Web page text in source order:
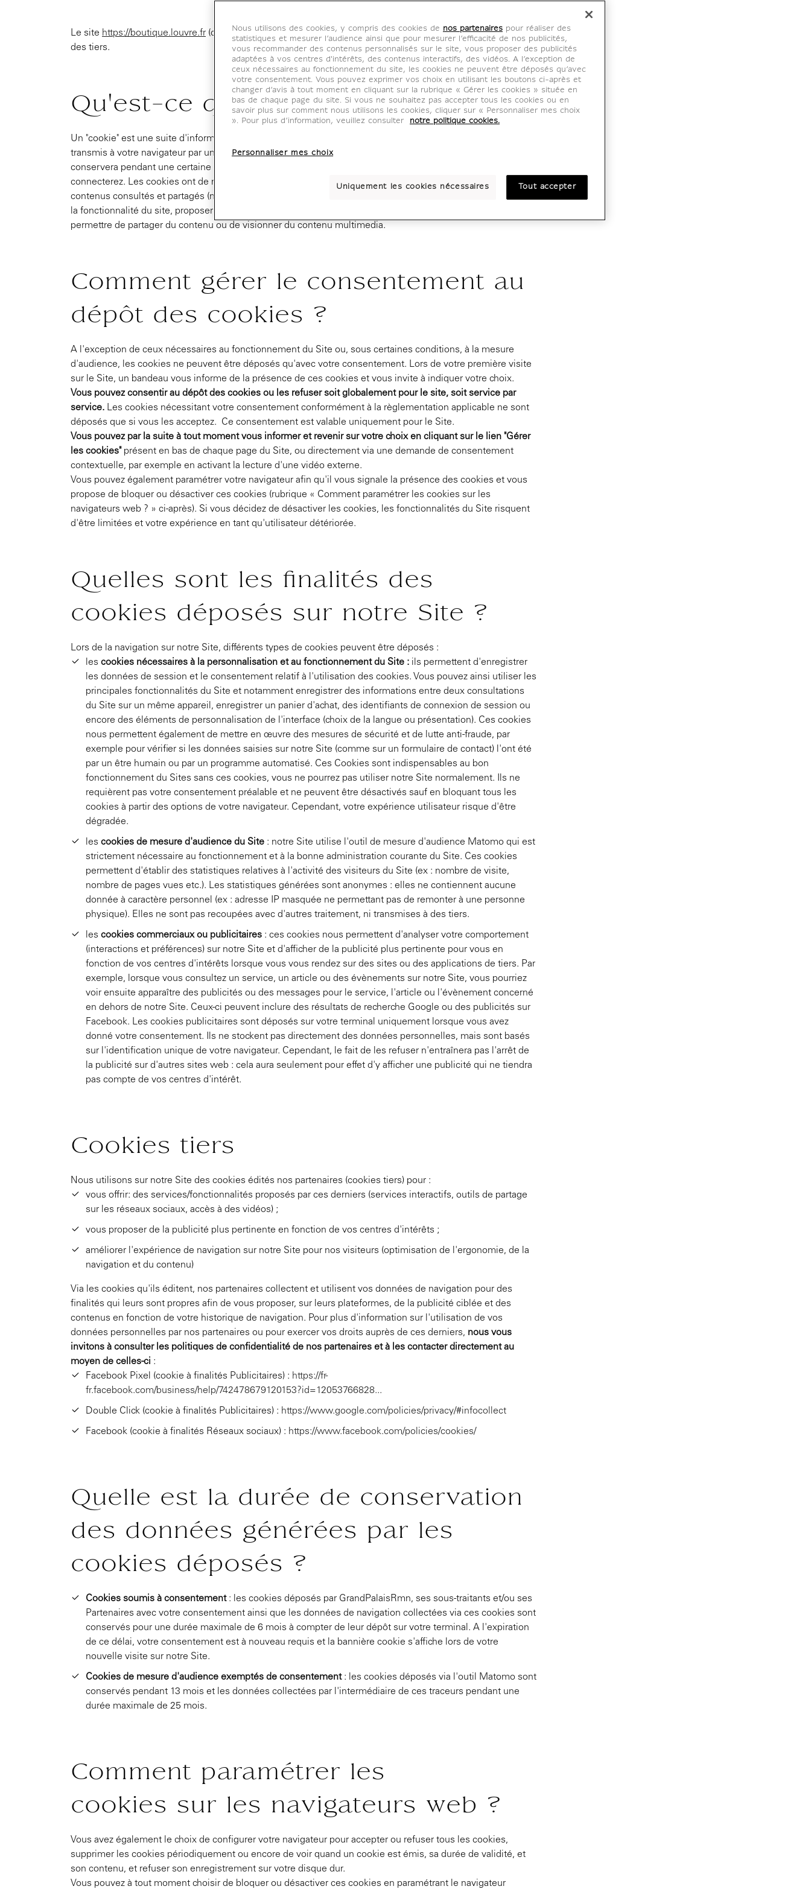
Le site https://boutique.louvre.fr (ci-après « le Site ») utilise des cookies, déposés par GrandPalaisRmn ou par
des tiers.
Qu'est-ce qu'un cookie ?
Un "cookie" est une suite d'informations, généralement de petite taille et identifié par un nom, qui peut être
transmis à votre navigateur par un site web sur lequel vous vous connectez. Votre navigateur web le
conservera pendant une certaine durée, et le renverra au serveur web chaque fois que vous vous y re-
connecterez. Les cookies ont de multiples usages : ils peuvent servir à mémoriser les caractéristiques des
contenus consultés et partagés (nom de l'exposition, du site etc.) afin d'établir des statistiques ou améliorer
la fonctionnalité du site, proposer à l'utilisateur de la publicité adaptée à ses centres d'intérêts, ou encore lui
permettre de partager du contenu ou de visionner du contenu multimedia.
Comment gérer le consentement au
dépôt des cookies ?
A l'exception de ceux nécessaires au fonctionnement du Site ou, sous certaines conditions, à la mesure
d'audience, les cookies ne peuvent être déposés qu'avec votre consentement. Lors de votre première visite
sur le Site, un bandeau vous informe de la présence de ces cookies et vous invite à indiquer votre choix.
Vous pouvez consentir au dépôt des cookies ou les refuser soit globalement pour le site, soit service par
service. Les cookies nécessitant votre consentement conformément à la règlementation applicable ne sont
déposés que si vous les acceptez. Ce consentement est valable uniquement pour le Site.
Vous pouvez par la suite à tout moment vous informer et revenir sur votre choix en cliquant sur le lien "Gérer
les cookies"présent en bas de chaque page du Site, ou directement via une demande de consentement
contextuelle, par exemple en activant la lecture d'une vidéo externe.
Vous pouvez également paramétrer votre navigateur afin qu'il vous signale la présence des cookies et vous
propose de bloquer ou désactiver ces cookies (rubrique « Comment paramétrer les cookies sur les
navigateurs web ? » ci-après). Si vous décidez de désactiver les cookies, les fonctionnalités du Site risquent
d'être limitées et votre expérience en tant qu'utilisateur détériorée.
Quelles sont les finalités des
cookies déposés sur notre Site ?
Lors de la navigation sur notre Site, différents types de cookies peuvent être déposés :
les cookies nécessaires à la personnalisation et au fonctionnement du Site : ils permettent d'enregistrer
les données de session et le consentement relatif à l'utilisation des cookies. Vous pouvez ainsi utiliser les
principales fonctionnalités du Site et notamment enregistrer des informations entre deux consultations
du Site sur un même appareil, enregistrer un panier d'achat, des identifiants de connexion de session ou
encore des éléments de personnalisation de l'interface (choix de la langue ou présentation). Ces cookies
nous permettent également de mettre en œuvre des mesures de sécurité et de lutte anti-fraude, par
exemple pour vérifier si les données saisies sur notre Site (comme sur un formulaire de contact) l'ont été
par un être humain ou par un programme automatisé. Ces Cookies sont indispensables au bon
fonctionnement du Sites sans ces cookies, vous ne pourrez pas utiliser notre Site normalement. Ils ne
requièrent pas votre consentement préalable et ne peuvent être désactivés sauf en bloquant tous les
cookies à partir des options de votre navigateur. Cependant, votre expérience utilisateur risque d'être
dégradée.
les cookies de mesure d'audience du Site : notre Site utilise l'outil de mesure d'audience Matomo qui est
strictement nécessaire au fonctionnement et à la bonne administration courante du Site. Ces cookies
permettent d'établir des statistiques relatives à l'activité des visiteurs du Site (ex : nombre de visite,
nombre de pages vues etc.). Les statistiques générées sont anonymes : elles ne contiennent aucune
donnée à caractère personnel (ex : adresse IP masquée ne permettant pas de remonter à une personne
physique). Elles ne sont pas recoupées avec d'autres traitement, ni transmises à des tiers.
les cookies commerciaux ou publicitaires : ces cookies nous permettent d'analyser votre comportement
(interactions et préférences) sur notre Site et d'afficher de la publicité plus pertinente pour vous en
fonction de vos centres d'intérêts lorsque vous vous rendez sur des sites ou des applications de tiers. Par
exemple, lorsque vous consultez un service, un article ou des évènements sur notre Site, vous pourriez
voir ensuite apparaître des publicités ou des messages pour le service, l'article ou l'évènement concerné
en dehors de notre Site. Ceux-ci peuvent inclure des résultats de recherche Google ou des publicités sur
Facebook. Les cookies publicitaires sont déposés sur votre terminal uniquement lorsque vous avez
donné votre consentement. Ils ne stockent pas directement des données personnelles, mais sont basés
sur l'identification unique de votre navigateur. Cependant, le fait de les refuser n'entraînera pas l'arrêt de
la publicité sur d'autres sites web : cela aura seulement pour effet d'y afficher une publicité qui ne tiendra
pas compte de vos centres d'intérêt.
Cookies tiers
Nous utilisons sur notre Site des cookies édités nos partenaires (cookies tiers) pour :
vous offrir: des services/fonctionnalités proposés par ces derniers (services interactifs, outils de partage
sur les réseaux sociaux, accès à des vidéos) ;
vous proposer de la publicité plus pertinente en fonction de vos centres d'intérêts ;
améliorer l'expérience de navigation sur notre Site pour nos visiteurs (optimisation de l'ergonomie, de la
navigation et du contenu)
Via les cookies qu'ils éditent, nos partenaires collectent et utilisent vos données de navigation pour des
finalités qui leurs sont propres afin de vous proposer, sur leurs plateformes, de la publicité ciblée et des
contenus en fonction de votre historique de navigation. Pour plus d'information sur l'utilisation de vos
données personnelles par nos partenaires ou pour exercer vos droits auprès de ces derniers, nous vous
invitons à consulter les politiques de confidentialité de nos partenaires et à les contacter directement au
moyen de celles-ci :
Facebook Pixel (cookie à finalités Publicitaires) : https://fr-
fr.facebook.com/business/help/742478679120153?id=12053766828...
Double Click (cookie à finalités Publicitaires) : https://www.google.com/policies/privacy/#infocollect
Facebook (cookie à finalités Réseaux sociaux) : https://www.facebook.com/policies/cookies/
Quelle est la durée de conservation
des données générées par les
cookies déposés ?
Cookies soumis à consentement: les cookies déposés par GrandPalaisRmn, ses sous-traitants et/ou ses
Partenaires avec votre consentement ainsi que les données de navigation collectées via ces cookies sont
conservés pour une durée maximale de 6 mois à compter de leur dépôt sur votre terminal. A l'expiration
de ce délai, votre consentement est à nouveau requis et la bannière cookie s'affiche lors de votre
nouvelle visite sur notre Site.
Cookies de mesure d'audience exemptés de consentement: les cookies déposés via l'outil Matomo sont
conservés pendant 13 mois et les données collectées par l'intermédiaire de ces traceurs pendant une
durée maximale de 25 mois.
Comment paramétrer les
cookies sur les navigateurs web ?
Vous avez également le choix de configurer votre navigateur pour accepter ou refuser tous les cookies,
supprimer les cookies périodiquement ou encore de voir quand un cookie est émis, sa durée de validité, et
son contenu, et refuser son enregistrement sur votre disque dur.
Vous pouvez à tout moment choisir de bloquer ou désactiver ces cookies en paramétrant le navigateur
Nous utilisons des cookies, y compris des cookies de nos partenaires pour réaliser des
statistiques et mesurer l’audience ainsi que pour mesurer l’efficacité de nos publicités,
vous recommander des contenus personnalisés sur le site, vous proposer des publicités
adaptées à vos centres d'intérêts, des contenus interactifs, des vidéos. A l’exception de
ceux nécessaires au fonctionnement du site, les cookies ne peuvent être déposés qu’avec
votre consentement. Vous pouvez exprimer vos choix en utilisant les boutons ci-après et
changer d’avis à tout moment en cliquant sur la rubrique « Gérer les cookies » située en
bas de chaque page du site. Si vous ne souhaitez pas accepter tous les cookies ou en
savoir plus sur comment nous utilisons les cookies, cliquer sur « Personnaliser mes choix
». Pour plus d’information, veuillez consulter
notre politique cookies.
Personnaliser mes choix
Uniquement les cookies nécessaires Tout accepter